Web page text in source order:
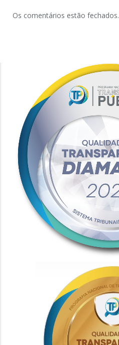
Os comentários estão fechados.